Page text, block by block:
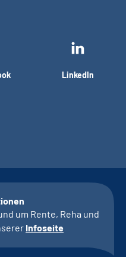
LinkedIn
um Rente, Reha und
Infoseite